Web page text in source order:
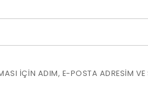
IÇIN ADIM, E-POSTA ADRESIM VE